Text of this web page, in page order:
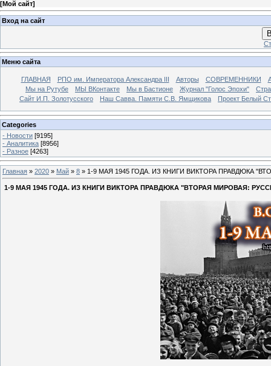
[Мой сайт]
Вход на сайт
Меню сайта
ГЛАВНАЯ РПО им. Императора Александра III Авторы СОВРЕМЕННИКИ
Мы на Рутубе
МЫ ВКонтакте Мы в Бастионе Журнал "Голос Эпохи"
Сайт И.П. Золотусского
Наш Савва. Памяти С.В. Ямщикова Проект Белый
Categories
- Новости [9195]
- Аналитика [8956]
- Разное [4263]
Главная » 2020 » Май » 8 » 1-9 МАЯ 1945 ГОДА. ИЗ КНИГИ ВИКТОРА ПРАВДЮКА
1-9 МАЯ 1945 ГОДА. ИЗ КНИГИ ВИКТОРА ПРАВДЮКА "ВТОРАЯ МИРОВАЯ: